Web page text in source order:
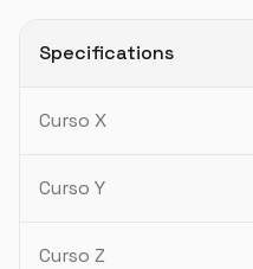
Specifications
Curso X
Curso Y
Curso Z